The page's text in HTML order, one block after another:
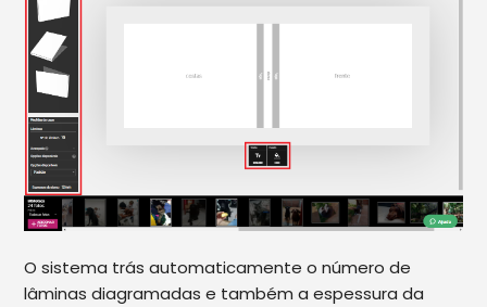
O sistema trás automaticamente o número de
lâminas diagramadas e também a espessura da